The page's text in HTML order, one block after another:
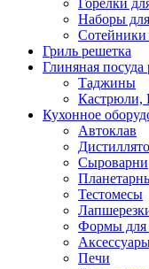
Горелки
Наборы
Гриль решетка
Глиняная
Таджины
Кастрюли,
Кухонное
Автоклав
Сыроварни
Тестомесы
Формы для
Печи